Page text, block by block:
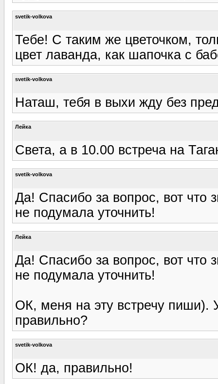
svetik-volkova
Тебе! С таким же цветочком,
цвет лаванда, как шапочка с
svetik-volkova
Наташ, тебя в выхи жду без
Лейка
Света, а в 10.00 встреча на
svetik-volkova
Да! Спасибо за вопрос, вот что
не подумала уточнить!
Лейка
Да! Спасибо за вопрос, вот что
не подумала уточнить!
ОК, меня на эту встречу
правильно?
svetik-volkova
ОК! да, правильно!